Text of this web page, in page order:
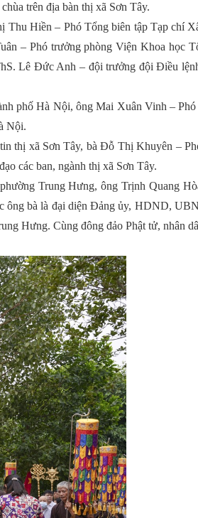
trên địa bàn thị xã Sơn Tây.
Hiền – Phó Tổng biên tập Tạp chí
– Phó trưởng phòng Viện Khoa học
Lê Đức Anh – đội trưởng đội Điều
phố Hà Nội, ông Mai Xuân Vinh – Phó
Nội.
xã Sơn Tây, bà Đỗ Thị Khuyên –
các ban, ngành thị xã Sơn Tây.
Trung Hưng, ông Trịnh Quang
ông bà là đại diện Đảng ủy, HDND,
Hưng. Cùng đông đảo Phật tử, nhân